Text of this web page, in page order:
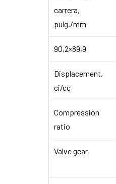
carrera,
pulg./mm
90,2×89,9
Displacement,
ci/cc
Compression
ratio
Valve gear